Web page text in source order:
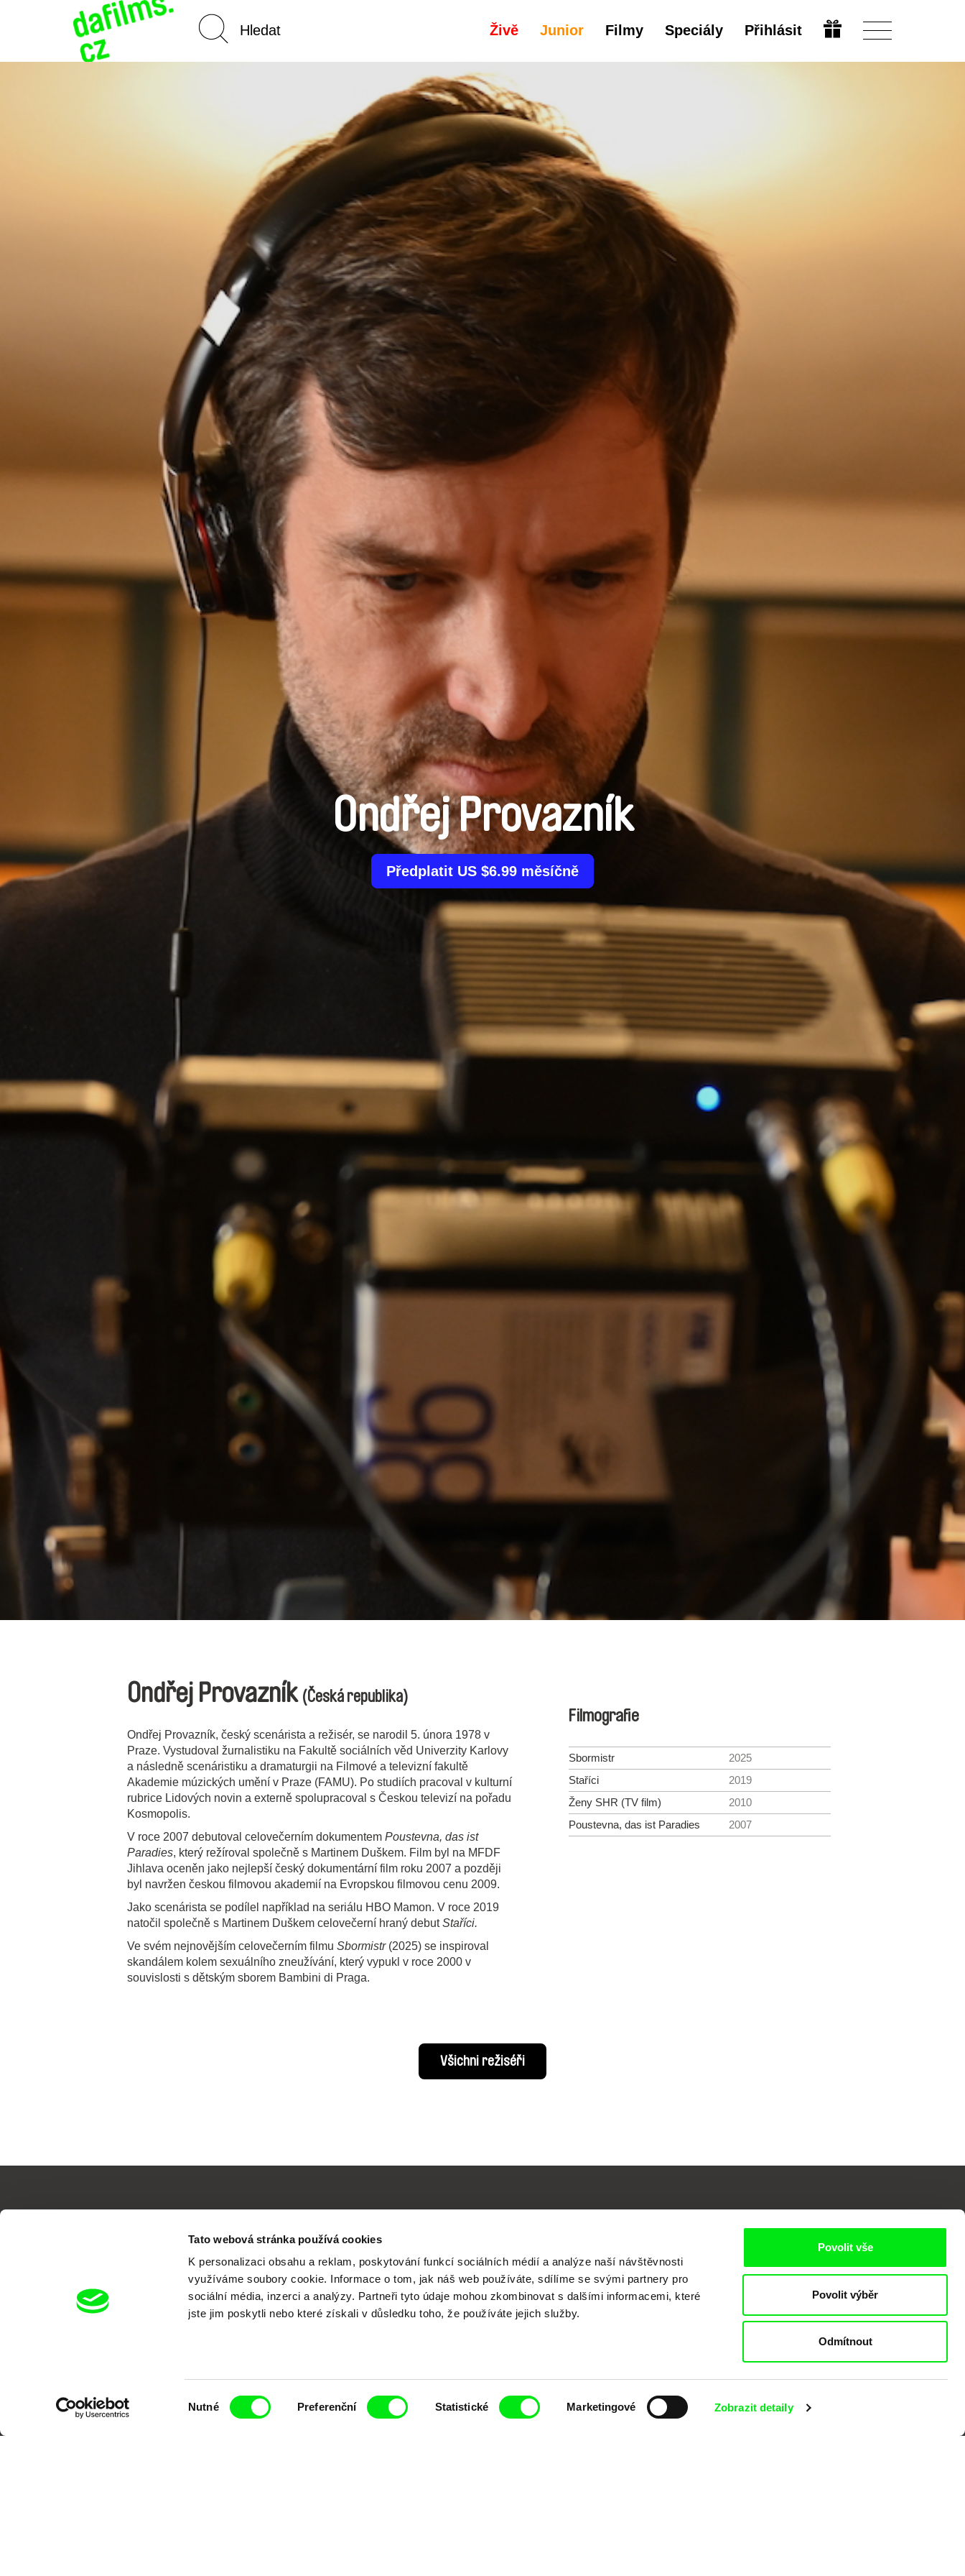
Tato webová stránka používá cookies
K personalizaci obsahu a reklam, poskytování funkcí sociálních médií a analýze naší návštěvnosti
využíváme soubory cookie. Informace o tom, jak náš web používáte, sdílíme se svými partnery pro
sociální média, inzerci a analýzy. Partneři tyto údaje mohou zkombinovat s dalšími informacemi, které
jste jim poskytli nebo které získali v důsledku toho, že používáte jejich služby.
Nutné Preferenční Statistické Marketingové Zobrazit detaily
Povolit vše
Povolit výběr
Odmítnout
Živě Junior Filmy Speciály Přihlásit
Ondřej Provazník
Předplatit US $6.99 měsíčně
Ondřej Provazník (Česká republika)
Ondřej Provazník, český scenárista a režisér, se narodil 5. února 1978 v
Praze. Vystudoval žurnalistiku na Fakultě sociálních věd Univerzity Karlovy
a následně scenáristiku a dramaturgii na Filmové a televizní fakultě
Akademie múzických umění v Praze (FAMU). Po studiích pracoval v kulturní
rubrice Lidových novin a externě spolupracoval s Českou televizí na pořadu
Kosmopolis.
V roce 2007 debutoval celovečerním dokumentem Poustevna, das ist
Paradies, který režíroval společně s Martinem Duškem. Film byl na MFDF
Jihlava oceněn jako nejlepší český dokumentární film roku 2007 a později
byl navržen českou filmovou akademií na Evropskou filmovou cenu 2009.
Jako scenárista se podílel například na seriálu HBO Mamon. V roce 2019
natočil společně s Martinem Duškem celovečerní hraný debutStaříci.
Ve svém nejnovějším celovečerním filmu Sbormistr(2025) se inspiroval
skandálem kolem sexuálního zneužívání, který vypukl v roce 2000 v
souvislosti s dětským sborem Bambini di Praga.
Filmografie
Sbormistr
2025
Staříci
2019
Ženy SHR (TV film)
2010
Poustevna, das ist Paradies
2007
Všichni režiséři
Vaše online
dokumentární kino
každý týden